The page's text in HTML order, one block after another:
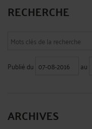
RECHERCHE
Publié du au
ARCHIVES